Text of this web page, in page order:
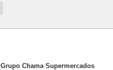
Grupo Chama Supermercados